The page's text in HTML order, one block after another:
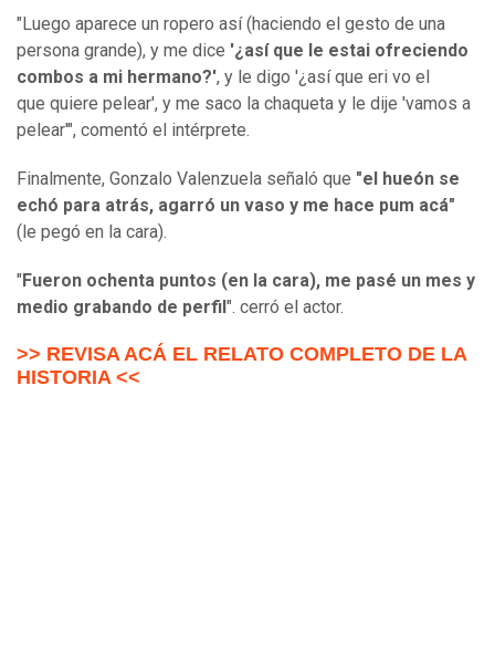
"Luego aparece un ropero así (haciendo el gesto de una
persona grande), y me dice '¿así que le estai ofreciendo
combos a mi hermano?', y le digo '¿así que eri vo el
que quiere pelear', y me saco la chaqueta y le dije 'vamos a
pelear'", comentó el intérprete.
Finalmente, Gonzalo Valenzuela señaló que "el hueón se
echó para atrás, agarró un vaso y me hace pum acá"
(le pegó en la cara).
" Fueron ochenta puntos (en la cara), me pasé un mes y
medio grabando de perfil ". cerró el actor.
>> REVISA ACÁ EL RELATO COMPLETO DE LA
HISTORIA <<